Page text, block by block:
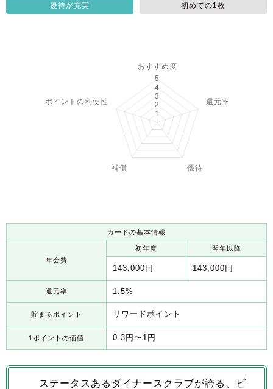
優待が充実 初めての1枚
カードの基本情報
年会費
初年度 翌年以降
143,000円 143,000円
還元率 1.5%
貯まるポイント リワードポイント
1ポイントの価値 0.3円〜1円
ステータスあるダイナースクラブが誇る、ビ